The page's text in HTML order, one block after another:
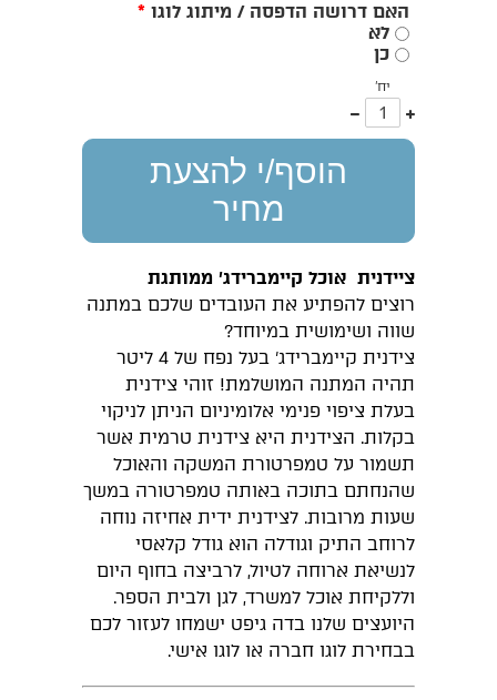
האם דרושה הדפסה / מיתוג לוגו *
לא
כן
יח'
עוד
אחד
הוסף/י להצעת
מחיר
ציידנית אוכל קיימברידג' ממותגת
רוצים להפתיע את העובדים שלכם במתנה
שווה ושימושית במיוחד?
צידנית קיימברידג' בעל נפח של 4 ליטר
תהיה המתנה המושלמת! זוהי צידנית
בעלת ציפוי פנימי אלומיניום הניתן לניקוי
בקלות. הצידנית היא צידנית טרמית אשר
תשמור על טמפרטורת המשקה והאוכל
שהנחתם בתוכה באותה טמפרטורה במשך
שעות מרובות. לצידנית ידית אחיזה נוחה
לרוחב התיק וגודלה הוא גודל קלאסי
לנשיאת ארוחה לטיול, לרביצה בחוף היום
וללקיחת אוכל למשרד, לגן ולבית הספר.
היועצים שלנו בדה גיפט ישמחו לעזור לכם
בבחירת לוגו חברה או לוגו אישי.